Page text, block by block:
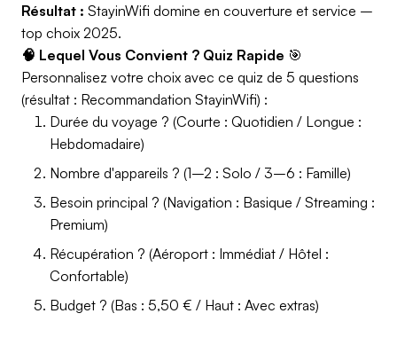
Résultat : StayinWifi domine en couverture et service –
top choix 2025.
🧠 Lequel Vous Convient ? Quiz Rapide 🎯
Personnalisez votre choix avec ce quiz de 5 questions
(résultat : Recommandation StayinWifi) :
Durée du voyage ? (Courte : Quotidien / Longue :
Hebdomadaire)
Nombre d'appareils ? (1–2 : Solo / 3–6 : Famille)
Besoin principal ? (Navigation : Basique / Streaming :
Premium)
Récupération ? (Aéroport : Immédiat / Hôtel :
Confortable)
Budget ? (Bas : 5,50 € / Haut : Avec extras)